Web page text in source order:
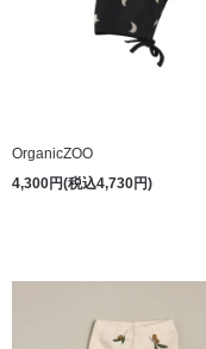
OrganicZOO
4,300円(税込4,730円)